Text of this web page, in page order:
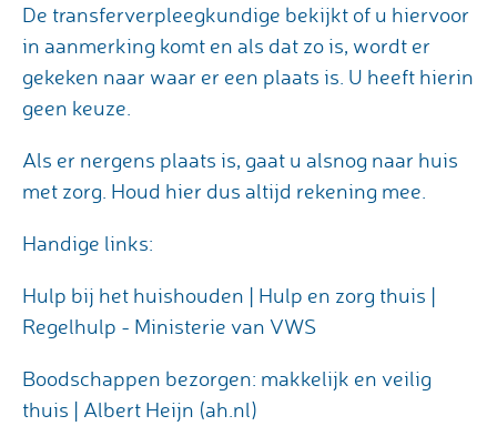
De transferverpleegkundige bekijkt of u hiervoor
in aanmerking komt en als dat zo is, wordt er
gekeken naar waar er een plaats is. U heeft hierin
geen keuze.
Als er nergens plaats is, gaat u alsnog naar huis
met zorg. Houd hier dus altijd rekening mee.
Handige links:
Hulp bij het huishouden | Hulp en zorg thuis |
Regelhulp - Ministerie van VWS
Boodschappen bezorgen: makkelijk en veilig
thuis | Albert Heijn (ah.nl)